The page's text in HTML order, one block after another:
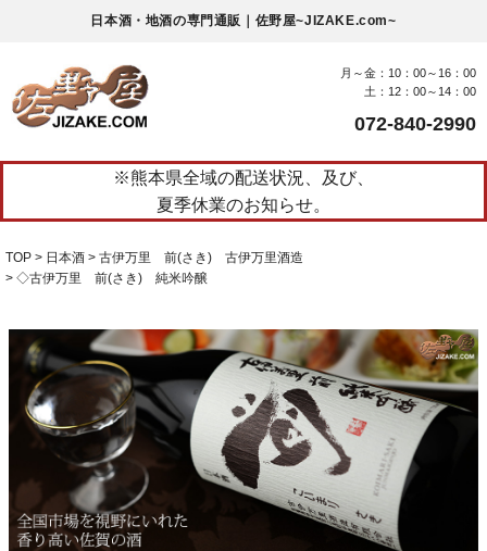
日本酒・地酒の専門通販｜佐野屋~JIZAKE.com~
月～金：10：00～16：00
土：12：00～14：00
072-840-2990
※熊本県全域の配送状況、及び、
夏季休業のお知らせ。
TOP 日本酒
古伊万里 前(さき) 古伊万里酒造
◇古伊万里 前(さき) 純米吟醸